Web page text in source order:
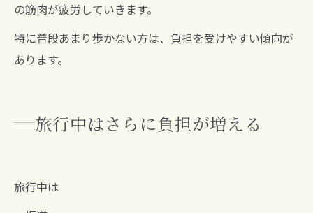
の筋肉が疲労していきます。
特に普段あまり歩かない方は、負担を受けやすい傾向が
あります。
旅行中はさらに負担が増える
旅行中は